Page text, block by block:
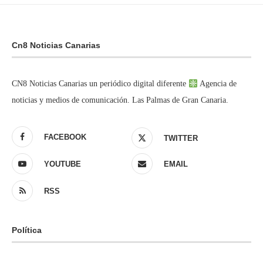
Cn8 Noticias Canarias
CN8 Noticias Canarias un periódico digital diferente
Agencia de
noticias y medios de comunicación. Las Palmas de Gran Canaria.
FACEBOOK TWITTER
YOUTUBE EMAIL
RSS
Política